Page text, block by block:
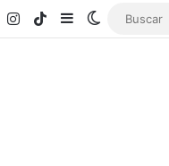
Instagram
TikTokSidebarSwitch skin